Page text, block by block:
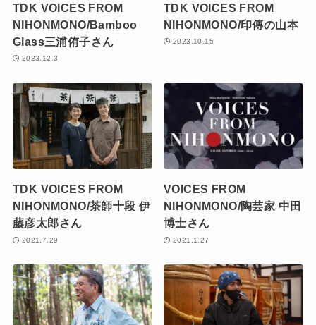
TDK VOICES FROM
NIHONMONO/Bamboo
Glass三浦侑子さん
2023.12.3
TDK VOICES FROM
NIHONMONO/印傳の山本
2023.10.15
TDK VOICES FROM
NIHONMONO/茶師十段 伊
藤彦太郎さん
2021.7.29
VOICES FROM
NIHONMONO/陶芸家 中田
博士さん
2021.1.27